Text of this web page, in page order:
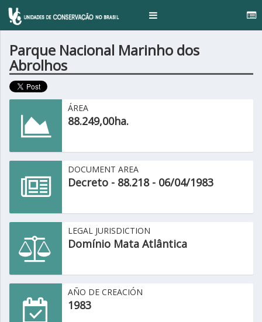
Toggle
Parque Nacional Marinho dos
Abrolhos
ÁREA
88.249,00ha.
DOCUMENT AREA
Decreto - 88.218 - 06/04/1983
LEGAL JURISDICTION
Domínio Mata Atlântica
AÑO DE CREACIÓN
1983